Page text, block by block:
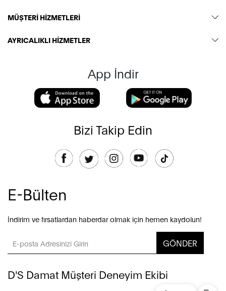
MÜŞTERİ HİZMETLERİ
AYRICALIKLI HİZMETLER
App İndir
Bizi Takip Edin
E-Bülten
İndirim ve fırsatlardan haberdar olmak için hemen kaydolun!
GÖNDER
D'S Damat Müşteri Deneyim Ekibi